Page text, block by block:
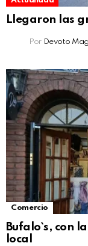
Llegaron las
Por Devoto
Comercio
Bufalo`s, con
local